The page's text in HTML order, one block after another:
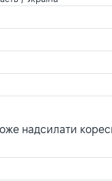
надсилати